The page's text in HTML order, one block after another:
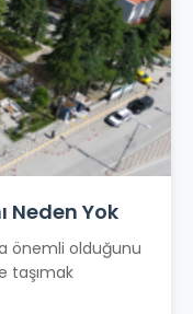
Neden Yok
önemli olduğunu
taşımak